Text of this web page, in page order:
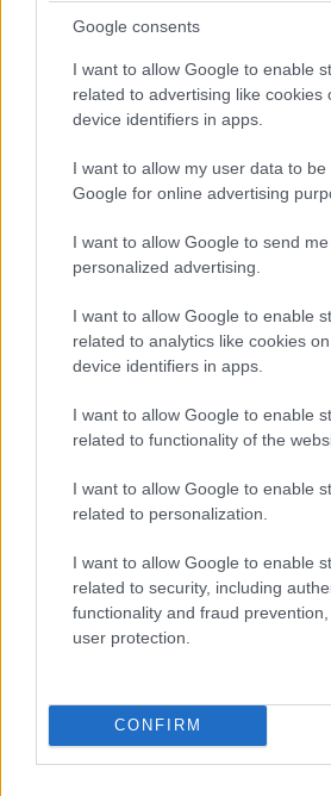
Google consents
I want to allow Google to enable
related to advertising like cookies
device identifiers in apps.
I want to allow my user data to be
Google for online advertising
I want to allow Google to send me
personalized advertising.
I want to allow Google to enable
related to analytics like cookies
device identifiers in apps.
I want to allow Google to enable
related to functionality of the
I want to allow Google to enable
related to personalization.
I want to allow Google to enable
related to security, including
functionality and fraud
user protection.
CONFIRM
asztalokhoz mindig ragadt egy kis
volt, mint egy ismerős emlék: nem
megszokott.
A lányt Audrey-nak hívták.
Greg azt mondta, amint meglátta,
emlékeztette, milyen volt a saját
a tekintet, ugyanaz a óvatos tartás,
Callie felnézett, és csak ennyit
„Köszönöm, hogy eljöttél.”
Leültek egy sarokasztalhoz.
kérdezett: hol nőtt fel Greg, mit
Greg azt mondta, legszívesebben
rájött, hogy tizenhat évig fogalma